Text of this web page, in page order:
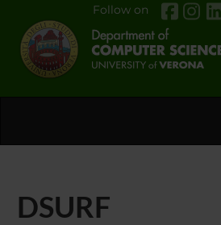
Follow on
DSURF